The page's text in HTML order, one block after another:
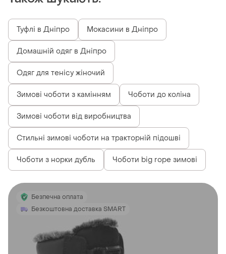
Туфлі в Дніпро Мокасини в Дніпро
Домашній одяг в Дніпро
Одяг для тенісу жіночий
Зимові чоботи з камінням Чоботи до коліна
Зимові чоботи від виробництва
Стильні зимові чоботи на тракторній підошві
Чоботи з норки дубль Чоботи big rope зимові
Безпечна оплата
Безкоштовна доставка SMART